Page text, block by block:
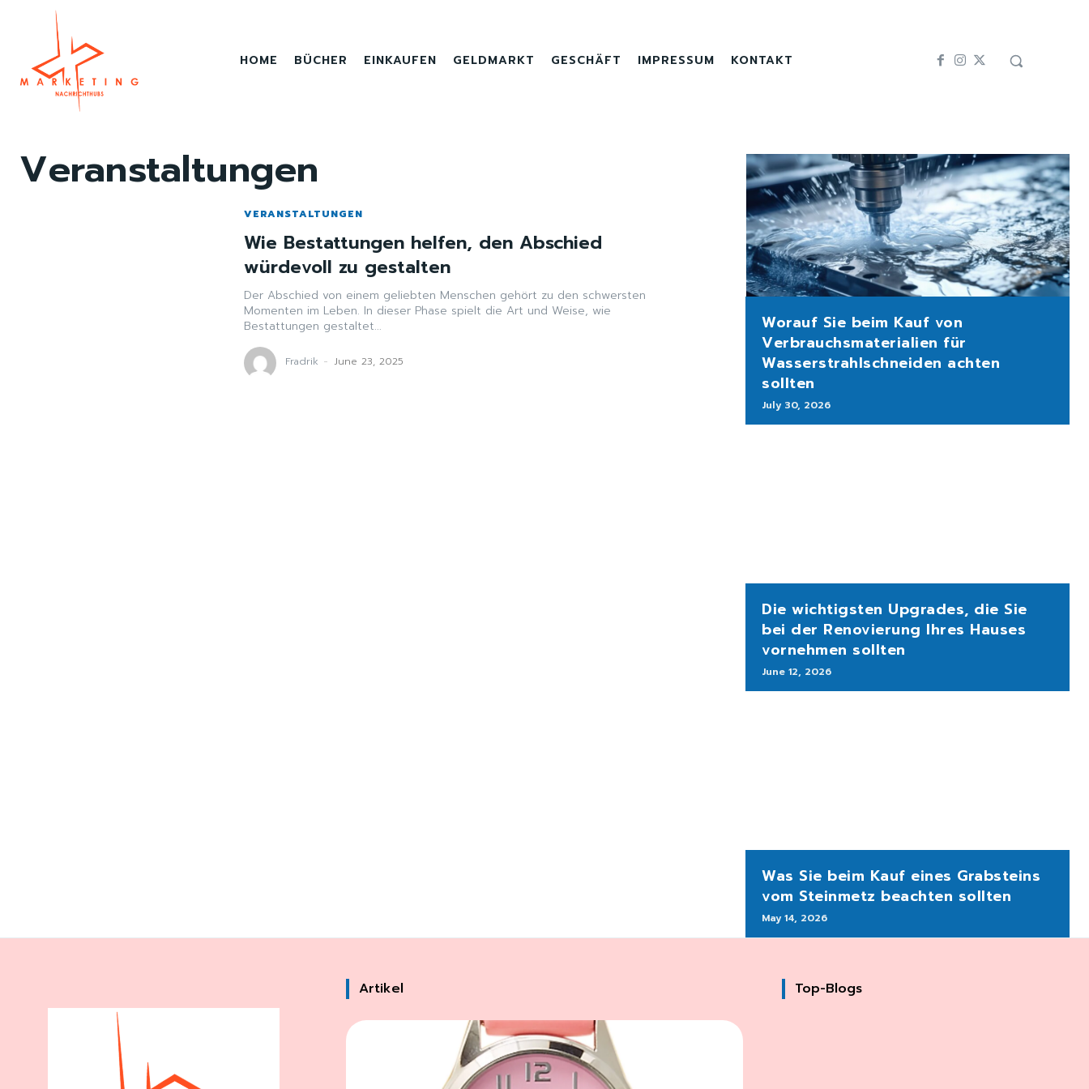
HOME BÜCHER EINKAUFEN GELDMARKT GESCHÄFT IMPRESSUM KONTAKT
Veranstaltungen
VERANSTALTUNGEN
Wie Bestattungen helfen, den Abschied
würdevoll zu gestalten
Der Abschied von einem geliebten Menschen gehört zu den schwersten
Momenten im Leben. In dieser Phase spielt die Art und Weise, wie
Bestattungen gestaltet...
Fradrik - June 23, 2025
Worauf Sie beim Kauf von
Verbrauchsmaterialien für
Wasserstrahlschneiden achten
sollten
July 30, 2026
Die wichtigsten Upgrades, die Sie
bei der Renovierung Ihres Hauses
vornehmen sollten
June 12, 2026
Was Sie beim Kauf eines Grabsteins
vom Steinmetz beachten sollten
May 14, 2026
Artikel Top-Blogs